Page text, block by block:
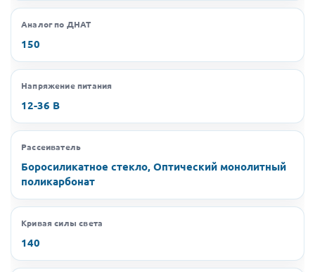
Аналог по ДНАТ
150
Напряжение питания
12-36 В
Рассеиватель
Боросиликатное стекло, Оптический монолитный
поликарбонат
Кривая силы света
140